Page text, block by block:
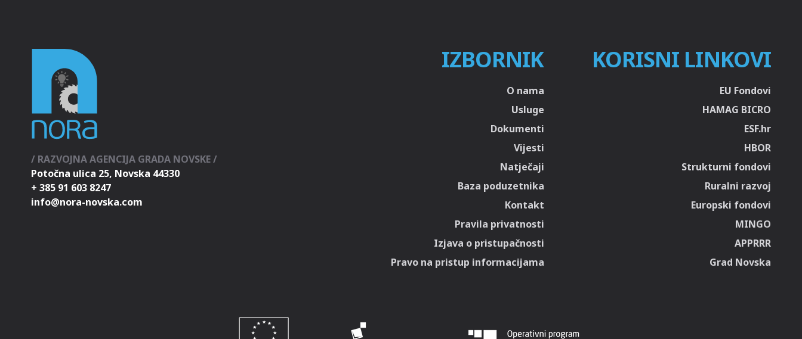
/ RAZVOJNA AGENCIJA GRADA NOVSKE /
Potočna ulica 25, Novska 44330
+ 385 91 603 8247
IZBORNIK
O nama
Usluge
Dokumenti
Vijesti
Natječaji
Baza poduzetnika
Kontakt
Pravila privatnosti
Izjava o pristupačnosti
Pravo na pristup informacijama
KORISNI LINKOVI
EU Fondovi
HAMAG BICRO
ESF.hr
HBOR
Strukturni fondovi
Ruralni razvoj
Europski fondovi
MINGO
APPRRR
Grad Novska